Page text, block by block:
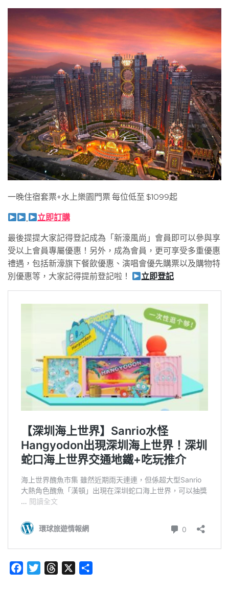
一晚住宿套票+水上樂園門票 每位低至 $1099起
立即訂購
最後提提大家記得登記成為「新濠風尚」會員即可以參與享
受以上會員專屬優惠！另外，成為會員，更可享受多重優惠
禮遇，包括新濠旗下餐飲優惠、演唱會優先購票以及購物特
別優惠等，大家記得提前登記啦！
立即登記
FacebookTwitterThreads